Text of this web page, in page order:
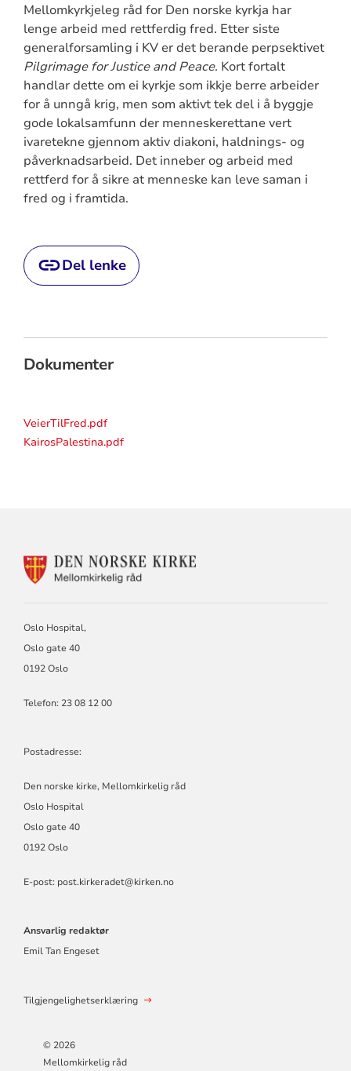
Mellomkyrkjeleg råd for Den norske kyrkja har
lenge arbeid med rettferdig fred. Etter siste
generalforsamling i KV er det berande perpsektivet
Pilgrimage for Justice and Peace. Kort fortalt
handlar dette om ei kyrkje som ikkje berre arbeider
for å unngå krig, men som aktivt tek del i å byggje
gode lokalsamfunn der menneskerettane vert
ivaretekne gjennom aktiv diakoni, haldnings- og
påverknadsarbeid. Det inneber og arbeid med
rettferd for å sikre at menneske kan leve saman i
fred og i framtida.
Del lenke
Dokumenter
VeierTilFred.pdf
KairosPalestina.pdf
KONTAKTINFORMASJON
Oslo Hospital,
Oslo gate 40
0192 Oslo
Telefon: 23 08 12 00
Postadresse:
Den norske kirke, Mellomkirkelig råd
Oslo Hospital
Oslo gate 40
0192 Oslo
E-post: post.kirkeradet@kirken.no
Ansvarlig redaktør
Emil Tan Engeset
Tilgjengelighetserklæring
© 2026
Mellomkirkelig råd